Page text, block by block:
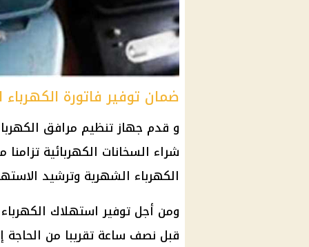
ضمان توفير فاتورة
و قدم جهاز تنظيم مرافق
شراء السخانات الكهربائية
الكهرباء الشهرية وترشيد
ومن أجل توفير استهلاك
قبل نصف ساعة تقريبا من الحاجة